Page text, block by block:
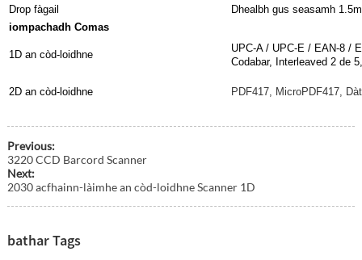
Drop fàgail
Dhealbh gus seasamh
iompachadh Comas
1D an còd-loidhne
UPC-A / UPC-E / EAN-8 /
Codabar, Interleaved 2 de
2D an còd-loidhne PDF417, MicroPDF417,
Previous:
3220 CCD Barcord Scanner
Next:
2030 acfhainn-làimhe an còd-loidhne Scanner 1D
bathar Tags